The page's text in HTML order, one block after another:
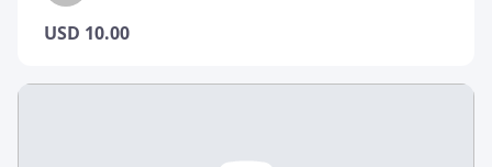
USD 10.00